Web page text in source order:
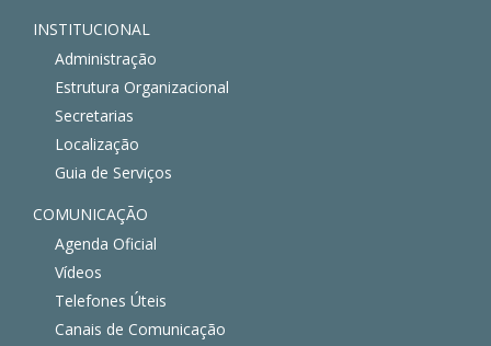
INSTITUCIONAL
Administração
Estrutura Organizacional
Secretarias
Localização
Guia de Serviços
COMUNICAÇÃO
Agenda Oficial
Vídeos
Telefones Úteis
Canais de Comunicação